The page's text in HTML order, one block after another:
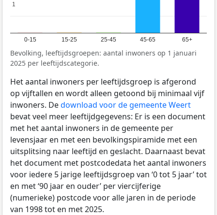
0-15 15-25 25-45 45-65 65+
11
Bevolking, leeftijdsgroepen: aantal inwoners op 1 januari
2025 per leeftijdscategorie.
Het aantal inwoners per leeftijdsgroep is afgerond
op vijftallen en wordt alleen getoond bij minimaal vijf
inwoners. Dedownload voor de gemeente Weert
bevat veel meer leeftijdgegevens: Er is een document
met het aantal inwoners in de gemeente per
levensjaar en met een bevolkingspiramide met een
uitsplitsing naar leeftijd en geslacht. Daarnaast bevat
het document met postcodedata het aantal inwoners
voor iedere 5 jarige leeftijdsgroep van ‘0 tot 5 jaar’ tot
en met ‘90 jaar en ouder’ per viercijferige
(numerieke) postcode voor alle jaren in de periode
van 1998 tot en met 2025.